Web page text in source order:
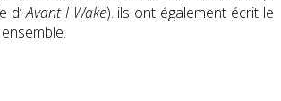
d’Avant I Wake). ils ont également écrit le
ensemble.